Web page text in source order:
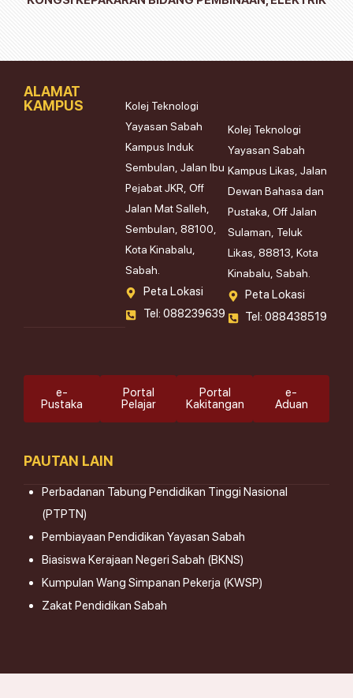
PAUTAN LAIN
Perbadanan Tabung Pendidikan Tinggi Nasional
(PTPTN)
Pembiayaan Pendidikan Yayasan Sabah
Biasiswa Kerajaan Negeri Sabah (BKNS)
Kumpulan Wang Simpanan Pekerja (KWSP)
Zakat Pendidikan Sabah
ALAMAT
KAMPUS
Kolej Teknologi
Yayasan Sabah
Kampus Induk
Sembulan, Jalan Ibu
Pejabat JKR, Off
Jalan Mat Salleh,
Sembulan, 88100,
Kota Kinabalu,
Sabah.
Peta Lokasi
Tel: 088239639
Kolej Teknologi
Yayasan Sabah
Kampus Likas, Jalan
Dewan Bahasa dan
Pustaka, Off Jalan
Sulaman, Teluk
Likas, 88813, Kota
Kinabalu, Sabah.
Peta Lokasi
Tel: 088438519
e-
Pustaka
Portal
Pelajar
Portal
Kakitangan
e-
Aduan